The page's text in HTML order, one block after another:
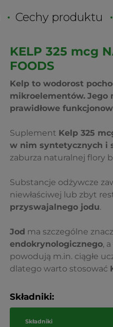
Cechy produktu
KELP 325 mcg
FOODS
Kelp to wodorost
mikroelementów. Jego
prawidłowe
Suplement Kelp 325
w nim syntetycznych i
zaburza naturalnej flory
Substancje odżywcze
niewłaściwej lub zbyt
przyswajalnego jodu.
Jod ma szczególne
endokrynologicznego, a
powodują m.in. ciągłe
dlatego warto stosować
Składniki:
Składniki